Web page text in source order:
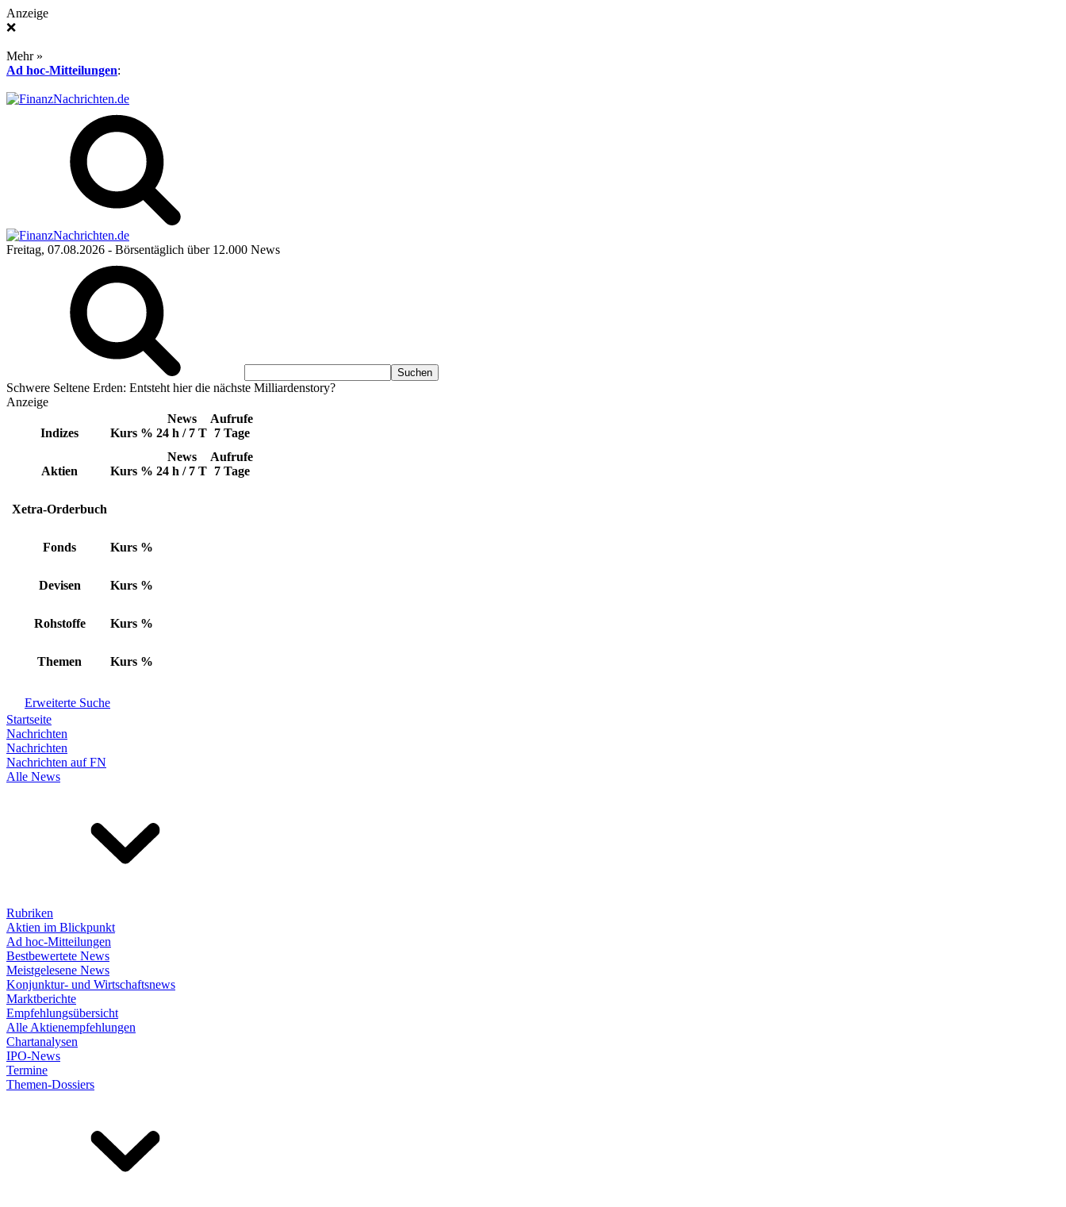
Anzeige
❌
Mehr »
Ad hoc-Mitteilungen:
Freitag, 07.08.2026 - Börsentäglich über 12.000 News
Schwere Seltene Erden: Entsteht hier die nächste Milliardenstory?
Anzeige
Indizes Kurs %
News
24 h / 7 T
Aufrufe
7 Tage
Aktien Kurs %
News
24 h / 7 T
Aufrufe
7 Tage
Xetra-Orderbuch
Fonds Kurs %
Devisen Kurs %
Rohstoffe Kurs %
Themen Kurs %
Erweiterte Suche
Startseite
Nachrichten
Nachrichten
Nachrichten auf FN
Alle News
Rubriken
Aktien im Blickpunkt
Ad hoc-Mitteilungen
Bestbewertete News
Meistgelesene News
Konjunktur- und Wirtschaftsnews
Marktberichte
Empfehlungsübersicht
Alle Aktienempfehlungen
Chartanalysen
IPO-News
Termine
Themen-Dossiers